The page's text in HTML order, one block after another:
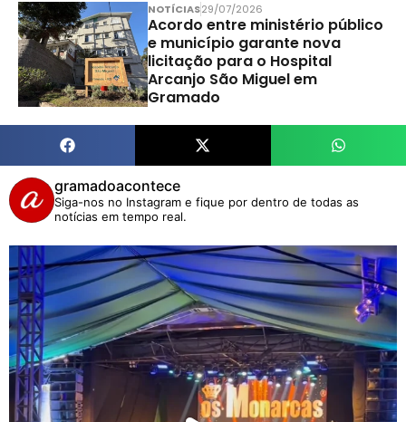
NOTÍCIAS29/07/2026
Acordo entre ministério público
e município garante nova
licitação para o Hospital
Arcanjo São Miguel em
Gramado
gramadoacontece
Siga-nos no Instagram e fique por dentro de todas as
notícias em tempo real.